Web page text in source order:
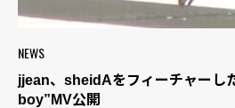
NEWS
jjean、sheidAをフィーチャーし
boy”MV公開